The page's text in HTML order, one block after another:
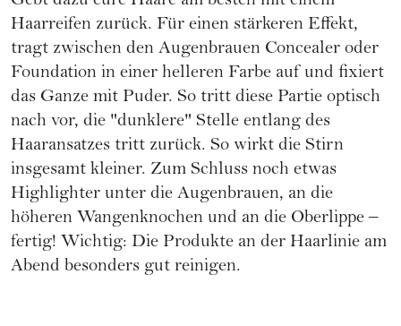
Haarreifen zurück. Für einen stärkeren Effekt,
tragt zwischen den Augenbrauen Concealer oder
Foundation in einer helleren Farbe auf und fixiert
das Ganze mit Puder. So tritt diese Partie optisch
nach vor, die "dunklere" Stelle entlang des
Haaransatzes tritt zurück. So wirkt die Stirn
insgesamt kleiner. Zum Schluss noch etwas
Highlighter unter die Augenbrauen, an die
höheren Wangenknochen und an die Oberlippe –
fertig! Wichtig: Die Produkte an der Haarlinie am
Abend besonders gut reinigen.